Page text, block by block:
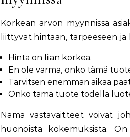
Korkean arvon myynnissä
liittyvät hintaan, tarpeeseen
Hinta on liian korkea.
En ole varma, onko tämä
Tarvitsen enemmän aikaa
Onko tämä tuote todella
Nämä vastaväitteet voivat
huonoista kokemuksista.